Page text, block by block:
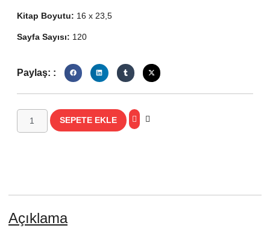
Kitap Boyutu: 16 x 23,5
Sayfa Sayısı: 120
Paylaş: :
SEPETE EKLE
Açıklama